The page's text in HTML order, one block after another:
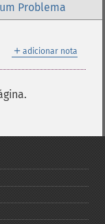
Problema
＋ adicionar nota